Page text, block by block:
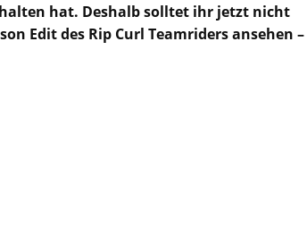
hat. Deshalb solltet ihr jetzt nicht
Edit des Rip Curl Teamriders ansehen –